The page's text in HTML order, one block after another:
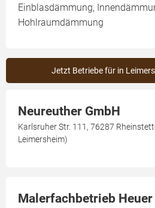
Einblasdämmung,
Hohlraumdämmung
Jetzt Betriebe für in
Neureuther GmbH
Karlsruher Str. 111, 76287
Leimersheim)
Malerfachbetrieb Heuer